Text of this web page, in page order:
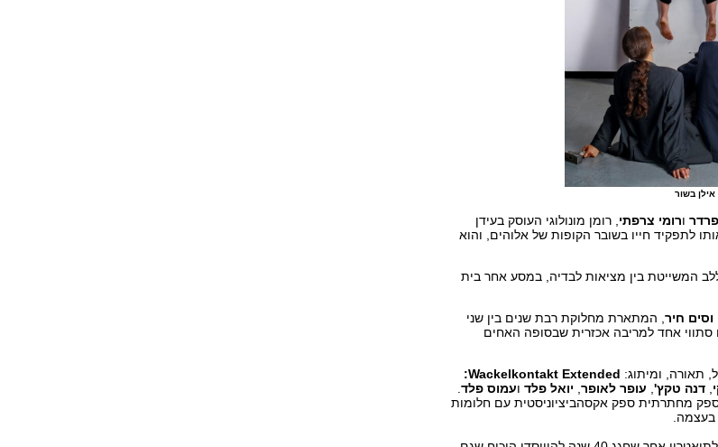
בשור
ורומי צרפתי , רומן מונולוגי העוסק בעידן
לתפקיד חייו בשובר הקופות של אלוהים, והוא
ללב המשייטת בין מציאות לבדיה, במסע אחר בית
וסים חיר , המתארת מחלוקת רבת שנים בין שני
אחד למריבה אכזרית שבסופה האחים
תאורה, ומיתוג:
Wackelkontakt Extended:
דנה טקץ' עופר לאופר יואל פלד ועמוס פלד
ספק מחתרתית ספק אקסהביציוניסטית עם חלומות
בעצמה.